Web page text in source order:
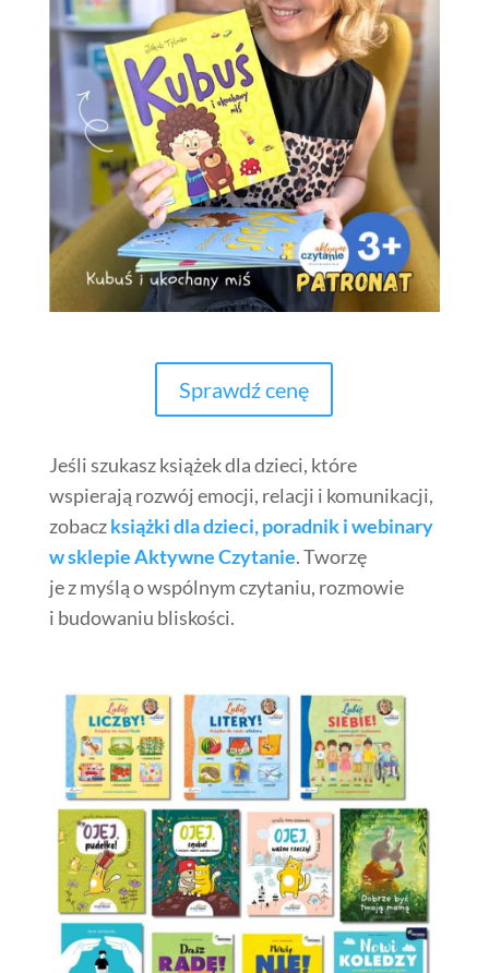
Sprawdź cenę
Jeśli szukasz książek dla dzieci, które
wspierają rozwój emocji, relacji i komunikacji,
zobaczksiążki dla dzieci, poradnik i webinary
w sklepieAktywne Czytanie. Tworzę
je z myślą o wspólnym czytaniu, rozmowie
i budowaniu bliskości.